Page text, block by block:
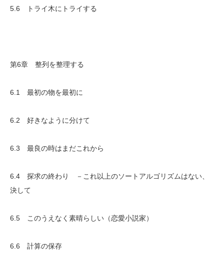
5.6 トライ木にトライする
第6章 整列を整理する
6.1 最初の物を最初に
6.2 好きなように分けて
6.3 最良の時はまだこれから
6.4 探求の終わり －これ以上のソートアルゴリズムはない、
決して
6.5 このうえなく素晴らしい（恋愛小説家）
6.6 計算の保存